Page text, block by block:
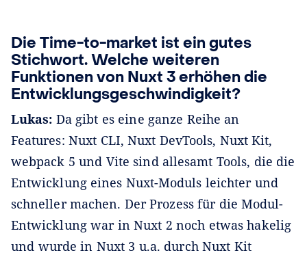
Die Time-to-market ist ein gutes
Stichwort. Welche weiteren
Funktionen von Nuxt 3 erhöhen die
Entwicklungsgeschwindigkeit?
Lukas: Da gibt es eine ganze Reihe an
Features: Nuxt CLI, Nuxt DevTools, Nuxt Kit,
webpack 5 und Vite sind allesamt Tools, die die
Entwicklung eines Nuxt-Moduls leichter und
schneller machen. Der Prozess für die Modul-
Entwicklung war in Nuxt 2 noch etwas hakelig
und wurde in Nuxt 3 u.a. durch Nuxt Kit